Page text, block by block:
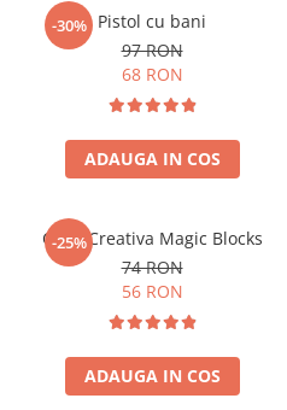
-30% Pistol cu bani
97 RON
68 RON
ADAUGA IN COS
-25%
Cana Creativa Magic Blocks
74 RON
56 RON
ADAUGA IN COS